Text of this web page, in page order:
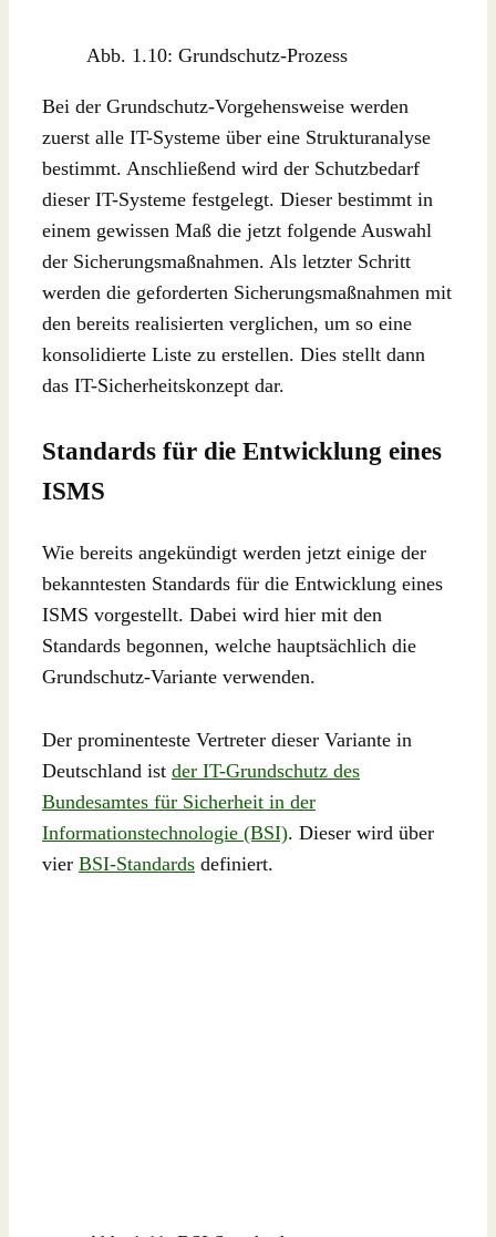
Abb. 1.10: Grundschutz-Prozess
Bei der Grundschutz-Vorgehensweise werden
zuerst alle IT-Systeme über eine Strukturanalyse
bestimmt. Anschließend wird der Schutzbedarf
dieser IT-Systeme festgelegt. Dieser bestimmt in
einem gewissen Maß die jetzt folgende Auswahl
der Sicherungsmaßnahmen. Als letzter Schritt
werden die geforderten Sicherungsmaßnahmen mit
den bereits realisierten verglichen, um so eine
konsolidierte Liste zu erstellen. Dies stellt dann
das IT-Sicherheitskonzept dar.
Standards für die Entwicklung eines
ISMS
Wie bereits angekündigt werden jetzt einige der
bekanntesten Standards für die Entwicklung eines
ISMS vorgestellt. Dabei wird hier mit den
Standards begonnen, welche hauptsächlich die
Grundschutz-Variante verwenden.
Der prominenteste Vertreter dieser Variante in
Deutschland ist der IT-Grundschutz des
Bundesamtes für Sicherheit in der
Informationstechnologie (BSI). Dieser wird über
vier BSI-Standards definiert.